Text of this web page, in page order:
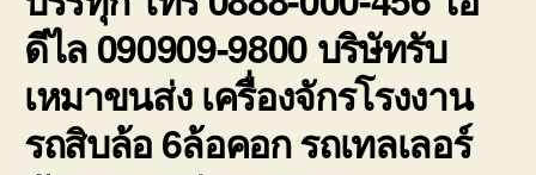
ดีไล 090909-9800 บริษัทรับ
เหมาขนส่ง เครื่องจักรโรงงาน
รถสิบล้อ 6ล้อคอก รถเทลเลอร์